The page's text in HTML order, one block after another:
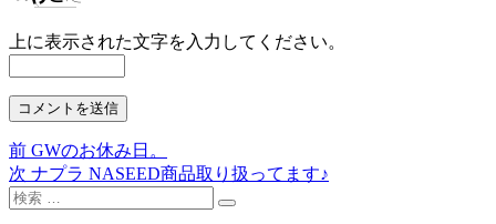
上に表示された文字を入力してください。
投
稿
前 前
の
投
GWのお休み日。
次 次
の
ナプラ NASEED商品取り扱ってます♪
検
検